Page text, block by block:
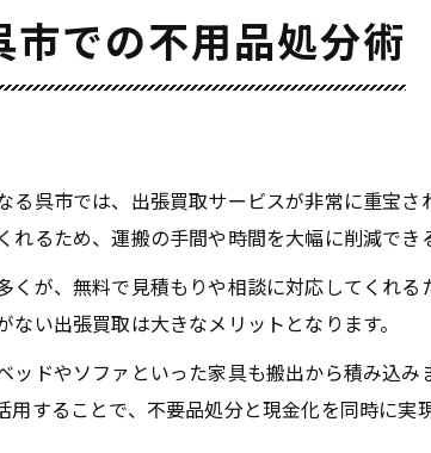
市での不用品処分術
る呉市では、出張買取サービスが非常に重宝
るため、運搬の手間や時間を大幅に削減でき
くが、無料で見積もりや相談に対応してくれ
い出張買取は大きなメリットとなります。
ッドやソファといった家具も搬出から積み込
することで、不要品処分と現金化を同時に実